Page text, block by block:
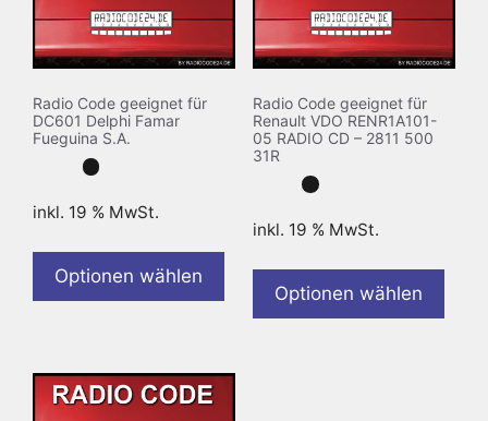
Radio Code geeignet für
DC601 Delphi Famar
Fueguina S.A.
inkl. 19 % MwSt.
Optionen wählen
Radio Code geeignet für
Renault VDO RENR1A101-
05 RADIO CD – 2811 500
31R
inkl. 19 % MwSt.
Optionen wählen